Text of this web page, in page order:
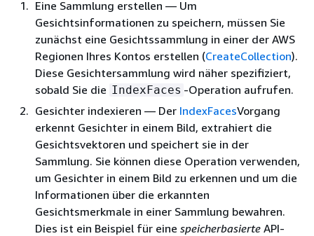
Eine Sammlung erstellen — Um
Gesichtsinformationen zu speichern, müssen Sie
zunächst eine Gesichtssammlung in einer der AWS
Regionen Ihres Kontos erstellen (CreateCollection).
Diese Gesichtersammlung wird näher spezifiziert,
sobald Sie die IndexFaces -Operation aufrufen.
Gesichter indexieren — Der IndexFacesVorgang
erkennt Gesichter in einem Bild, extrahiert die
Gesichtsvektoren und speichert sie in der
Sammlung. Sie können diese Operation verwenden,
um Gesichter in einem Bild zu erkennen und um die
Informationen über die erkannten
Gesichtsmerkmale in einer Sammlung bewahren.
Dies ist ein Beispiel für eine speicherbasierte API-